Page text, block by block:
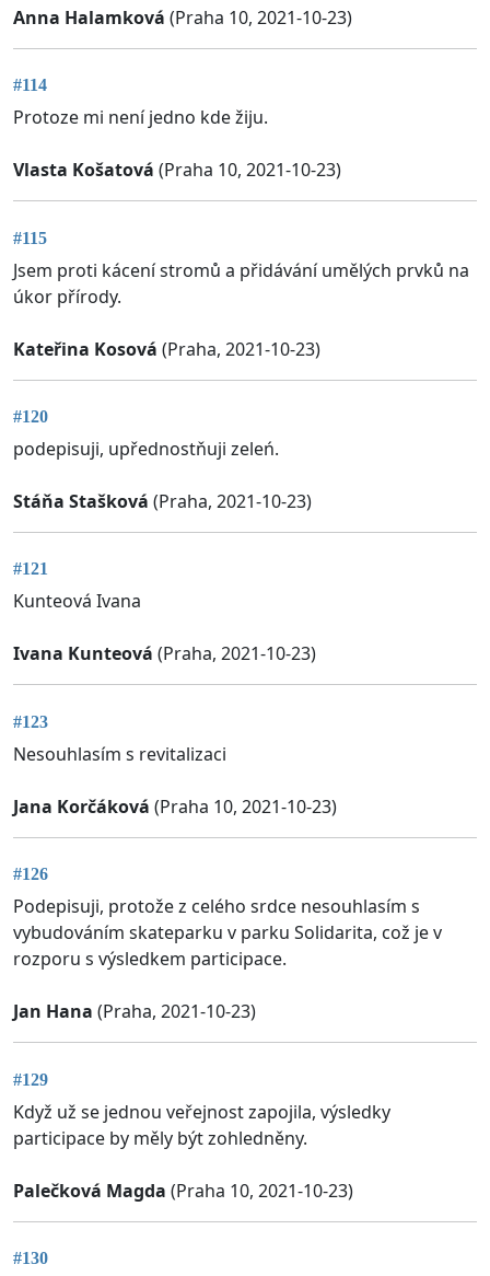
Anna Halamková (Praha 10, 2021-10-23)
#114
Protoze mi není jedno kde žiju.
Vlasta Košatová (Praha 10, 2021-10-23)
#115
Jsem proti kácení stromů a přidávání umělých prvků na
úkor přírody.
Kateřina Kosová (Praha, 2021-10-23)
#120
podepisuji, upřednostňuji zeleń.
Stáňa Stašková (Praha, 2021-10-23)
#121
Kunteová Ivana
Ivana Kunteová (Praha, 2021-10-23)
#123
Nesouhlasím s revitalizaci
Jana Korčáková (Praha 10, 2021-10-23)
#126
Podepisuji, protože z celého srdce nesouhlasím s
vybudováním skateparku v parku Solidarita, což je v
rozporu s výsledkem participace.
Jan Hana (Praha, 2021-10-23)
#129
Když už se jednou veřejnost zapojila, výsledky
participace by měly být zohledněny.
Palečková Magda (Praha 10, 2021-10-23)
#130